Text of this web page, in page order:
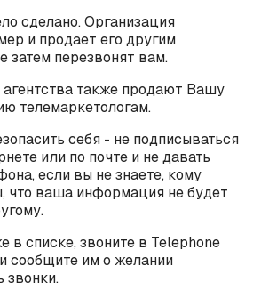
сделано. Организация
и продает его другим
затем перезвонят вам.
также продают Вашу
телемаркетологам.
себя - не подписываться
или по почте и не давать
если вы не знаете, кому
что ваша информация не будет
в списке, звоните в Telephone
сообщите им о желании
звонки.